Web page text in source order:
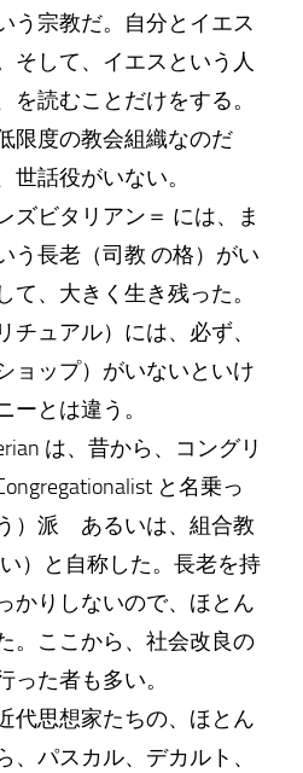
う宗教だ。自分とイエス
そして、イエスという人
読むことだけをする。
限度の教会組織なのだ
世話役がいない。
ビタリアン＝ には、ま
う長老（司教 の格）がい
て、大きく生き残った。
チュアル）には、必ず、
ョップ）がいないといけ
ーとは違う。
は、昔から、コングリ
と名乗っ
）派 あるいは、組合教
）と自称した。長老を持
かりしないので、ほとん
。ここから、社会改良の
た者も多い。
代思想家たちの、ほとん
、パスカル、デカルト、